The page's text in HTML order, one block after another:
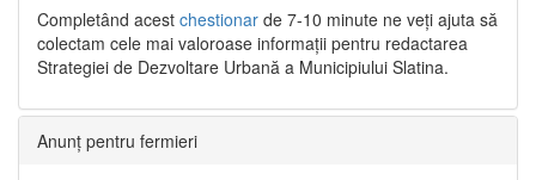
Completând acest chestionar de 7-10 minute ne veți ajuta să
colectam cele mai valoroase informații pentru redactarea
Strategiei de Dezvoltare Urbană a Municipiului Slatina.
Anunț pentru fermieri